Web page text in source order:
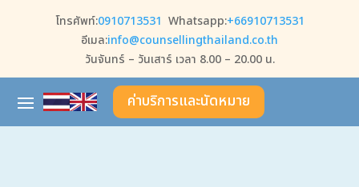
โทรศัพท์:0910713531 Whatsapp:+66910713531
อีเมล:info@counsellingthailand.co.th
วันจันทร์ – วันเสาร์ เวลา 8.00 – 20.00 น.
ค่าบริการและนัดหมาย